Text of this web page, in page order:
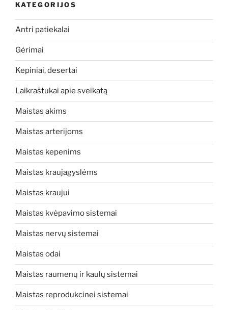
KATEGORIJOS
Antri patiekalai
Gėrimai
Kepiniai, desertai
Laikraštukai apie sveikatą
Maistas akims
Maistas arterijoms
Maistas kepenims
Maistas kraujagyslėms
Maistas kraujui
Maistas kvėpavimo sistemai
Maistas nervų sistemai
Maistas odai
Maistas raumenų ir kaulų sistemai
Maistas reprodukcinei sistemai